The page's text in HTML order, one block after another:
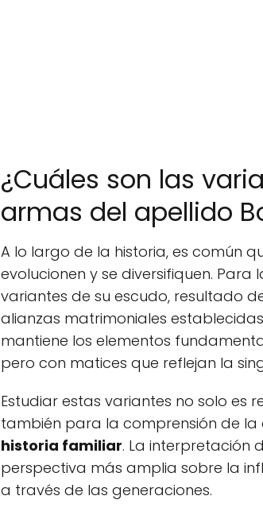
¿Cuáles son las
armas del apellido
A lo largo de la historia, es común
evolucionen y se diversifiquen. Para
variantes de su escudo, resultado
alianzas matrimoniales
mantiene los elementos
pero con matices que reflejan la
Estudiar estas variantes no solo es
también para la comprensión de
historia familiar. La interpretación
perspectiva más amplia sobre la
a través de las generaciones.